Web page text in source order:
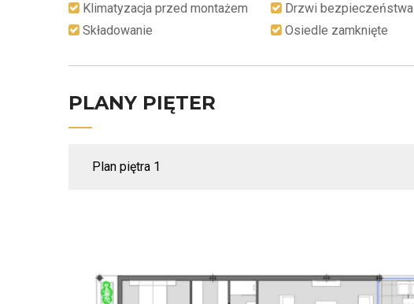
Klimatyzacja przed montażem
Drzwi bezpieczeństwa
Składowanie
Osiedle zamknięte
PLANY PIĘTER
Plan piętra 1